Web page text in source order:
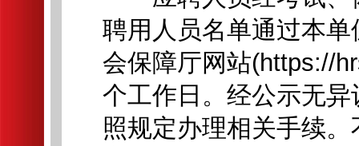
聘用人员名单通过本
会保障厅网站(https://
个工作日。经公示无
照规定办理相关手续